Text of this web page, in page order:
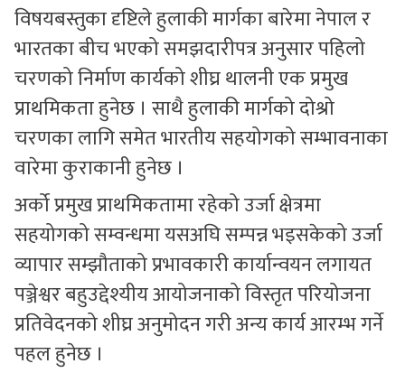
विषयबस्तुका दृष्टिले हुलाकी मार्गका बारेमा नेपाल र
भारतका बीच भएको समझदारीपत्र अनुसार पहिलो
चरणको निर्माण कार्यको शीघ्र थालनी एक प्रमुख
प्राथमिकता हुनेछ । साथै हुलाकी मार्गको दोश्रो
चरणका लागि समेत भारतीय सहयोगको सम्भावनाका
वारेमा कुराकानी हुनेछ ।
अर्को प्रमुख प्राथमिकतामा रहेको उर्जा क्षेत्रमा
सहयोगको सम्वन्धमा यसअघि सम्पन्न भइसकेको उर्जा
व्यापार सम्झौताको प्रभावकारी कार्यान्वयन लगायत
पञ्जेश्वर बहुउद्देश्यीय आयोजनाको विस्तृत परियोजना
प्रतिवेदनको शीघ्र अनुमोदन गरी अन्य कार्य आरम्भ गर्ने
पहल हुनेछ ।